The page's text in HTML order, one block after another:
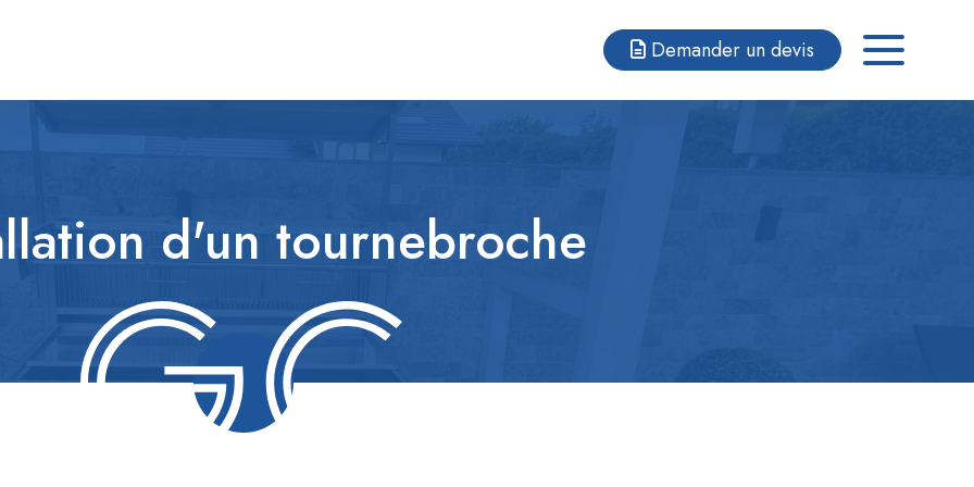
Demander un devis
d'un tournebroche